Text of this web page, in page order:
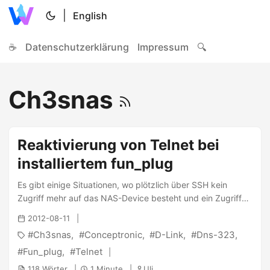
English
☕ Datenschutzerklärung Impressum 🔍
Ch3snas
Reaktivierung von Telnet bei
installiertem fun_plug
Es gibt einige Situationen, wo plötzlich über SSH kein
Zugriff mehr auf das NAS-Device besteht und ein Zugriff
über das passwortlose Telnet praktisch wäre. Eine davon
ist der Fall, wenn man ein Firmwareupdate durchführt und
vergisst zuvor Telnet zu aktivieren. Oder wenn man
beispielsweise das root-passwort vergisst. Es gibt dafür
aber eine Lösung. Man lädt einfach diese Datei (
2012-08-11
Ch3snas Conceptronic D-Link
Dns-323
Fun_plug
Telnet